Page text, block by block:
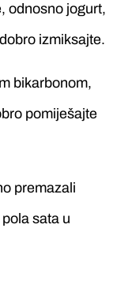
odnosno jogurt,
izmiksajte.
bikarbonom,
pomiješajte
premazali
sata u